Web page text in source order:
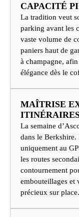
CAPACITÉ
La tradition veut
parking avant les
vaste volume de
paniers haut de
à champagne,
élégance dès le
MAÎTRISE
La semaine
dans le Berkshire.
uniquement au
les routes
contournement
embouteillages et
précieux sur place.